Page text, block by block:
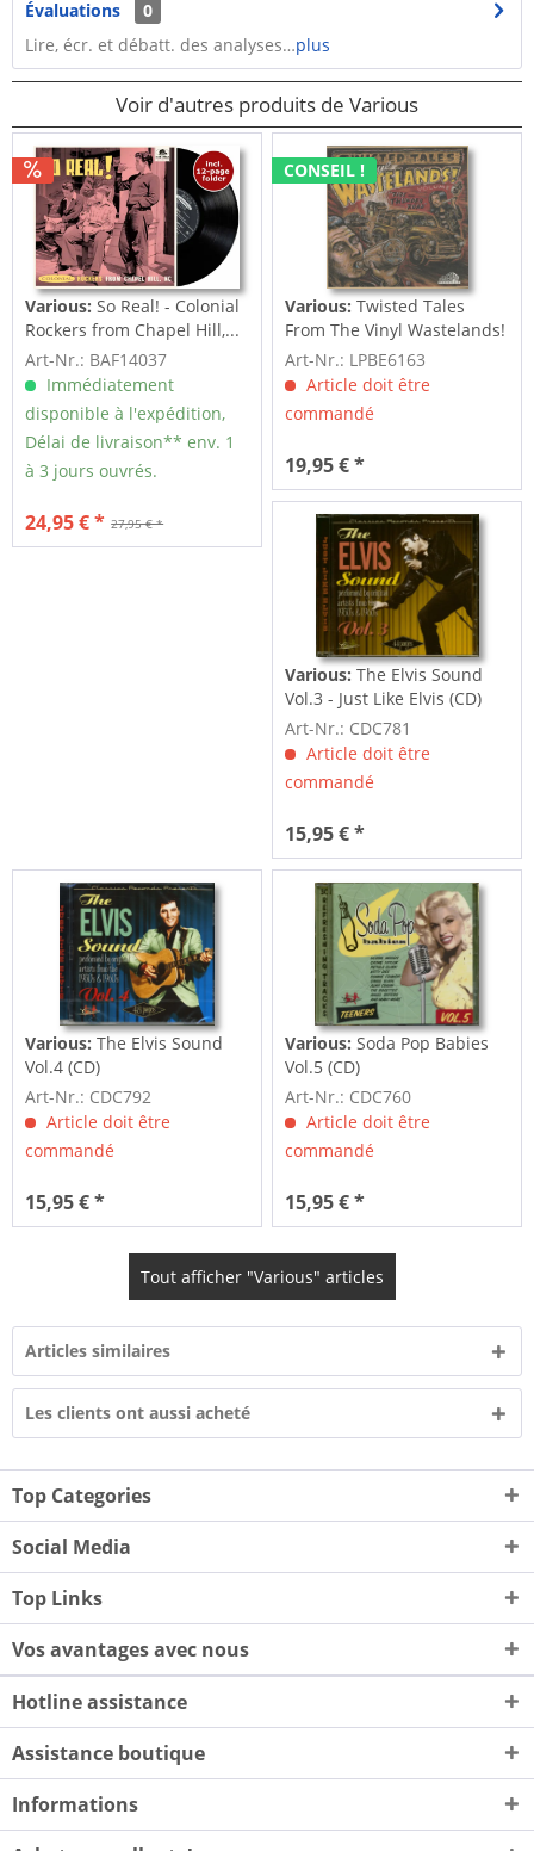
Évaluations
0
Lire, écr. et débatt. des analyses…plus
Voir d'autres produits de Various
Various: So Real! - Colonial
Rockers from Chapel Hill,...
Art-Nr.: BAF14037
Immédiatement
disponible à l'expédition,
Délai de livraison** env. 1
à 3 jours ouvrés.
27,95 € *
24,95 € *
CONSEIL !
Various: Twisted Tales
From The Vinyl Wastelands!
Vol.5...
Art-Nr.: LPBE6163
Article doit être
commandé
19,95 € *
Various: The Elvis Sound
Vol.3 - Just Like Elvis (CD)
Art-Nr.: CDC781
Article doit être
commandé
15,95 € *
Various: The Elvis Sound
Vol.4 (CD)
Art-Nr.: CDC792
Article doit être
commandé
15,95 € *
Various: Soda Pop Babies
Vol.5 (CD)
Art-Nr.: CDC760
Article doit être
commandé
15,95 € *
Tout afficher "Various" articles
Articles similaires
Les clients ont aussi acheté
Top Categories
Social Media
Top Links
Vos avantages avec nous
Hotline assistance
Assistance boutique
Informations